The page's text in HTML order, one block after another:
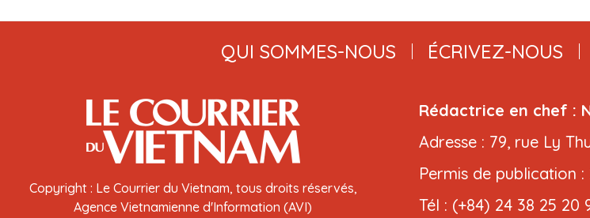
QUI SOMMES-NOUS ÉCRIVEZ-NOUS
Copyright : Le Courrier du Vietnam, tous droits réservés,
Agence Vietnamienne d'Information (AVI)
Rédactrice en chef :
Adresse : 79, rue Ly
Permis de publication
Tél : (+84) 24 38 25 20